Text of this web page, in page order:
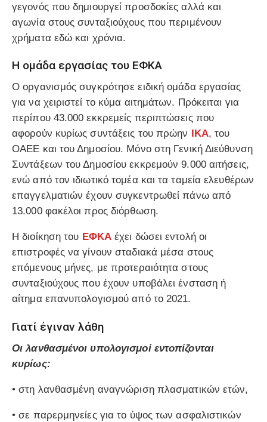
γεγονός που δημιουργεί προσδοκίες αλλά και
αγωνία στους συνταξιούχους που περιμένουν
χρήματα εδώ και χρόνια.
Η ομάδα εργασίας του ΕΦΚΑ
Ο οργανισμός συγκρότησε ειδική ομάδα εργασίας
για να χειριστεί το κύμα αιτημάτων. Πρόκειται για
περίπου 43.000 εκκρεμείς περιπτώσεις που
αφορούν κυρίως συντάξεις του πρώην
ΙΚΑ, του
ΟΑΕΕ και του Δημοσίου. Μόνο στη Γενική Διεύθυνση
Συντάξεων του Δημοσίου εκκρεμούν 9.000 αιτήσεις,
ενώ από τον ιδιωτικό τομέα και τα ταμεία ελευθέρων
επαγγελματιών έχουν συγκεντρωθεί πάνω από
13.000 φακέλοι προς διόρθωση.
Η διοίκηση του ΕΦΚΑέχει δώσει εντολή οι
επιστροφές να γίνουν σταδιακά μέσα στους
επόμενους μήνες, με προτεραιότητα στους
συνταξιούχους που έχουν υποβάλει ένσταση ή
αίτημα επανυπολογισμού από το 2021.
Γιατί έγιναν λάθη
Οι λανθασμένοι υπολογισμοί εντοπίζονται
κυρίως:
• στη λανθασμένη αναγνώριση πλασματικών ετών,
• σε παρερμηνείες για το ύψος των ασφαλιστικών